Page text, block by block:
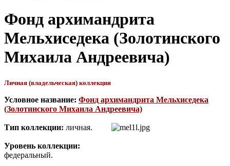
Фонд архимандрита
Мельхиседека (Золотинского
Михаила Андреевича)
Личная (владельческая) коллекция
Условное название: Фонд архимандрита Мельхиседека
(Золотинского Михаила Андреевича)
Тип коллекции: личная.
Уровень коллекции:
федеральный.